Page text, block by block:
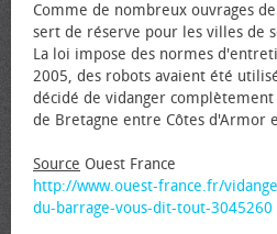
Comme de nombreux ouvrages
sert de réserve pour les villes de
La loi impose des normes
2005, des robots avaient été
décidé de vidanger
de Bretagne entre Côtes d'Armor
Source Ouest France
http://www.ouest-france.fr/
du-barrage-vous-dit-tout-3045260